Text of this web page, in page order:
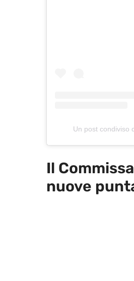
Un post condiviso
Il
nuove